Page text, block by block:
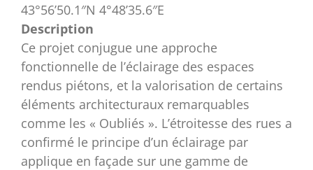
43°56’50.1″N 4°48’35.6″E
Description
Ce projet conjugue une approche
fonctionnelle de l’éclairage des espaces
rendus piétons, et la valorisation de certains
éléments architecturaux remarquables
comme les « Oubliés ». L’étroitesse des rues a
confirmé le principe d’un éclairage par
applique en façade sur une gamme de